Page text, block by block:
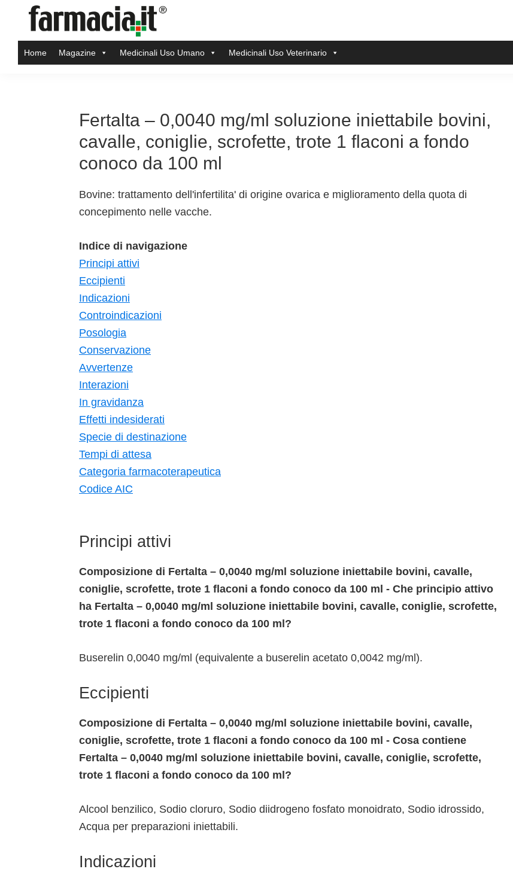
primary
main
primary
footerFarmacia.it
magazine
Home Magazine Medicinali Uso Umano Medicinali Uso Veterinario
Fertalta – 0,0040 mg/ml soluzione iniettabile bovini,
cavalle, coniglie, scrofette, trote 1 flaconi a fondo
conoco da 100 ml
Bovine: trattamento dell'infertilita' di origine ovarica e miglioramento della quota di
concepimento nelle vacche.
Indice di navigazione
Principi attivi
Eccipienti
Indicazioni
Controindicazioni
Posologia
Conservazione
Avvertenze
Interazioni
In gravidanza
Effetti indesiderati
Specie di destinazione
Tempi di attesa
Categoria farmacoterapeutica
Codice AIC
Principi attivi
Composizione di Fertalta – 0,0040 mg/ml soluzione iniettabile bovini, cavalle,
coniglie, scrofette, trote 1 flaconi a fondo conoco da 100 ml - Che principio attivo
ha Fertalta – 0,0040 mg/ml soluzione iniettabile bovini, cavalle, coniglie, scrofette,
trote 1 flaconi a fondo conoco da 100 ml?
Buserelin 0,0040 mg/ml (equivalente a buserelin acetato 0,0042 mg/ml).
Eccipienti
Composizione di Fertalta – 0,0040 mg/ml soluzione iniettabile bovini, cavalle,
coniglie, scrofette, trote 1 flaconi a fondo conoco da 100 ml - Cosa contiene
Fertalta – 0,0040 mg/ml soluzione iniettabile bovini, cavalle, coniglie, scrofette,
trote 1 flaconi a fondo conoco da 100 ml?
Alcool benzilico, Sodio cloruro, Sodio diidrogeno fosfato monoidrato, Sodio idrossido,
Acqua per preparazioni iniettabili.
Indicazioni